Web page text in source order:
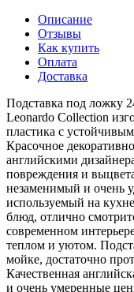
Описание
Отзывы
Как купить
Оплата
Доставка
Подставка под ложку
Leonardo Collection
пластика с
Красочное
английскими
повреждения и
незаменимый и очень
используемый на
блюд, отлично
современном
теплом и уютом.
мойке, достаточно
Качественная
и очень умеренные